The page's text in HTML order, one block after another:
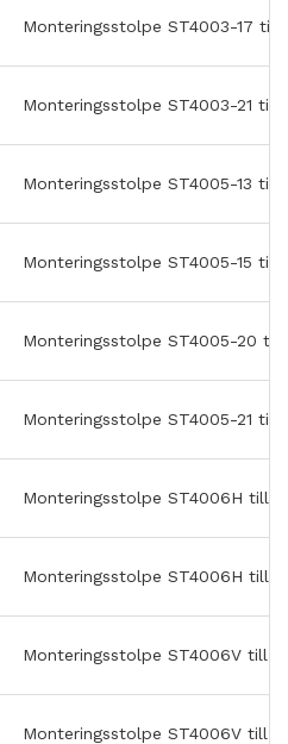
Monteringsstolpe ST4003-17 till
Monteringsstolpe ST4003-21 till
Monteringsstolpe ST4005-13 till
Monteringsstolpe ST4005-15 till
Monteringsstolpe ST4005-20 till
Monteringsstolpe ST4005-21 till
Monteringsstolpe ST4006H till
Monteringsstolpe ST4006H till
Monteringsstolpe ST4006V till
Monteringsstolpe ST4006V till